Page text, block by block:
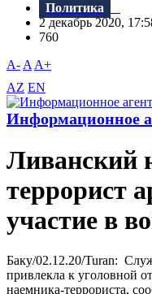
Политика
2 декабрь 2020,
760
A- A A+
AZ EN
Информационное
Ливанский
террорист
участие в
Баку/02.12.20/Turan:
привлекла к уголовной
наемника-террориста,